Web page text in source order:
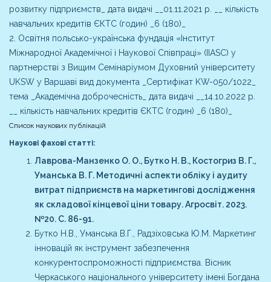
розвитку підприємств_ дата видачі __01.11.2021 р. __ кількість
навчальних кредитів ЄКТС (годин) _6 (180)_
2. Освітня польсько-українська фундація «Інститут
Міжнародної Академічної і Наукової Співпраці» (IIASC) у
партнерстві з Вищим Семінаріумом Духовний університету
UKSW у Варшаві вид документа _Сертифікат KW-050/1022_
тема _Академічна доброчесність_ дата видачі __14.10.2022 р.
__ кількість навчальних кредитів ЄКТС (годин) _6 (180)_
Список наукових публікацій
Наукові фахові статті:
Лаврова-Манзенко О. О., Бутко Н. В., Костогриз В. Г.,
Уманська В. Г. Методичні аспекти обліку і аудиту
витрат підприємств на маркетингові дослідження
як складової кінцевої ціни товару. Агросвіт. 2023.
№20. С. 86-91.
Бутко Н.В., Уманська В.Г., Радзіховська Ю.М. Маркетинг
інновацій як інструмент забезпечення
конкурентоспроможності підприємства. Вісник
Черкаського національного університету імені Богдана